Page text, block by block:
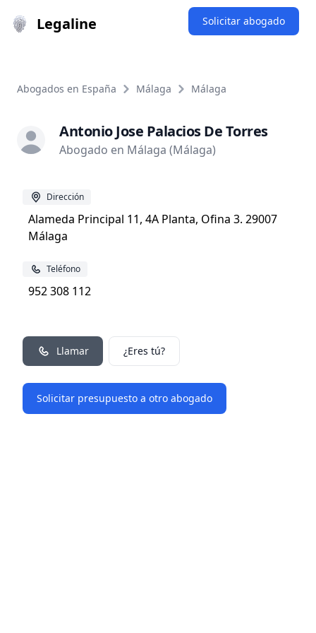
Legaline Solicitar abogado
Abogados en España Málaga Málaga
Antonio Jose Palacios De Torres
Abogado en Málaga (Málaga)
Dirección
Alameda Principal 11, 4A Planta, Ofina 3. 29007
Málaga
Teléfono
952 308 112
Llamar ¿Eres tú?
Solicitar presupuesto a otro abogado